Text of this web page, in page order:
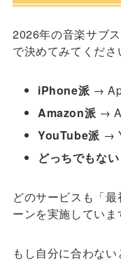
2026年の音楽サブ
で決めてみてくださ
iPhone派 →
Amazon派 →
YouTube派 →
どっちでもな
どのサービスも「
ーンを実施していま
もし自分に合わな